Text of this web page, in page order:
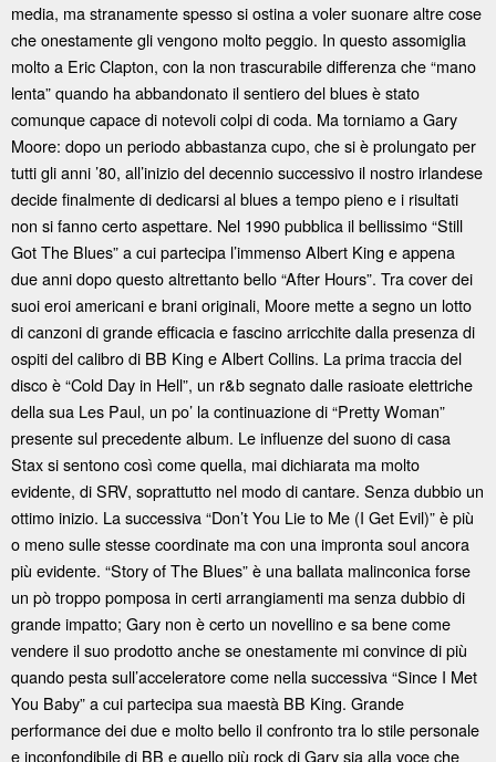
media, ma stranamente spesso si ostina a voler suonare altre cose
che onestamente gli vengono molto peggio. In questo assomiglia
molto a Eric Clapton, con la non trascurabile differenza che “mano
lenta” quando ha abbandonato il sentiero del blues è stato
comunque capace di notevoli colpi di coda. Ma torniamo a Gary
Moore: dopo un periodo abbastanza cupo, che si è prolungato per
tutti gli anni ’80, all’inizio del decennio successivo il nostro irlandese
decide finalmente di dedicarsi al blues a tempo pieno e i risultati
non si fanno certo aspettare. Nel 1990 pubblica il bellissimo “Still
Got The Blues” a cui partecipa l’immenso Albert King e appena
due anni dopo questo altrettanto bello “After Hours”. Tra cover dei
suoi eroi americani e brani originali, Moore mette a segno un lotto
di canzoni di grande efficacia e fascino arricchite dalla presenza di
ospiti del calibro di BB King e Albert Collins. La prima traccia del
disco è “Cold Day in Hell”, un r&b segnato dalle rasioate elettriche
della sua Les Paul, un po’ la continuazione di “Pretty Woman”
presente sul precedente album. Le influenze del suono di casa
Stax si sentono così come quella, mai dichiarata ma molto
evidente, di SRV, soprattutto nel modo di cantare. Senza dubbio un
ottimo inizio. La successiva “Don’t You Lie to Me (I Get Evil)” è più
o meno sulle stesse coordinate ma con una impronta soul ancora
più evidente. “Story of The Blues” è una ballata malinconica forse
un pò troppo pomposa in certi arrangiamenti ma senza dubbio di
grande impatto; Gary non è certo un novellino e sa bene come
vendere il suo prodotto anche se onestamente mi convince di più
quando pesta sull’acceleratore come nella successiva “Since I Met
You Baby” a cui partecipa sua maestà BB King. Grande
performance dei due e molto bello il confronto tra lo stile personale
e inconfondibile di BB e quello più rock di Gary sia alla voce che